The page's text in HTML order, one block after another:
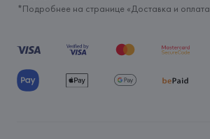
*Подробнее на странице «Доставка и оплата